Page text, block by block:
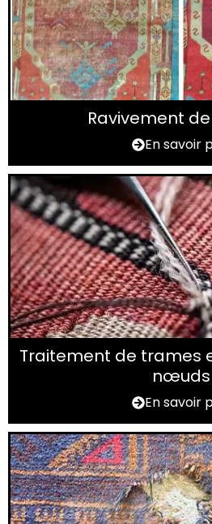
Ravivement
En savoir
Traitement de trames
nœuds
En savoir